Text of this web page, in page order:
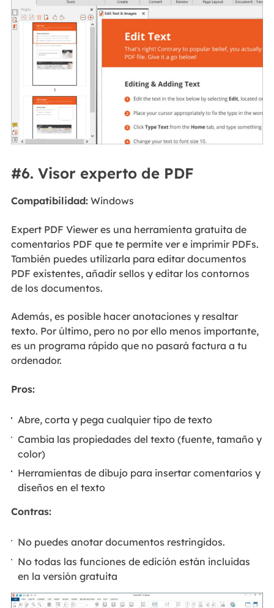
#6. Visor experto de PDF
Compatibilidad:Windows
Expert PDF Viewer es una herramienta gratuita de
comentarios PDF que te permite ver e imprimir PDFs.
También puedes utilizarla para editar documentos
PDF existentes, añadir sellos y editar los contornos
de los documentos.
Además, es posible hacer anotaciones y resaltar
texto. Por último, pero no por ello menos importante,
es un programa rápido que no pasará factura a tu
ordenador.
Pros:
Abre, corta y pega cualquier tipo de texto
Cambia las propiedades del texto (fuente, tamaño y
color)
Herramientas de dibujo para insertar comentarios y
diseños en el texto
Contras:
No puedes anotar documentos restringidos.
No todas las funciones de edición están incluidas
en la versión gratuita